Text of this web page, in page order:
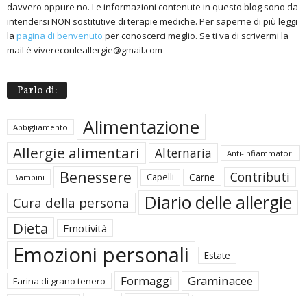
davvero oppure no. Le informazioni contenute in questo blog sono da
intendersi NON sostitutive di terapie mediche. Per saperne di più leggi
la pagina di benvenuto per conoscerci meglio. Se ti va di scrivermi la
mail è vivereconleallergie@gmail.com
Parlo di:
Abbigliamento Alimentazione
Allergie alimentari Alternaria Anti-infiammatori
Bambini Benessere Capelli Carne Contributi
Cura della persona Diario delle allergie
Dieta Emotività
Emozioni personali Estate
Farina di grano tenero Formaggi Graminacee